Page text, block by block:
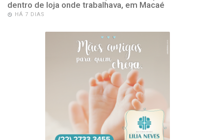
dentro de loja onde trabalhava, em Macaé
HÁ 7 DIAS